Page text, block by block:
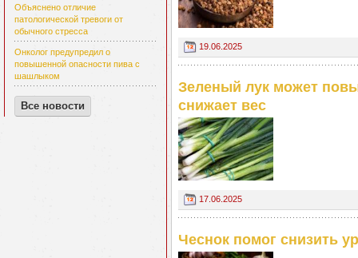
Объяснено отличие
патологической тревоги от
обычного стресса
Онколог предупредил о
повышенной опасности пива с
шашлыком
Все новости
19.06.2025
Зеленый лук может
снижает вес
17.06.2025
Чеснок помог снизить